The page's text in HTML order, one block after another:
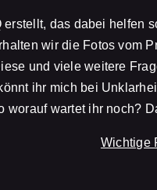
erstellt, das dabei helfen
wir die Fotos vom
und viele weitere
ihr mich bei
worauf wartet ihr noch?